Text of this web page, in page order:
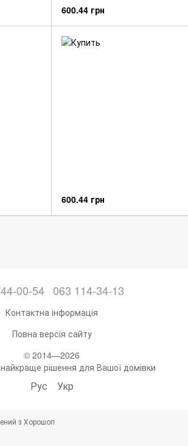
600.44 грн
600.44 грн
00-54 063 114-34-13
Контактна інформація
Повна версія сайту
© 2014—2026
рішення для Вашої домівки
Рус Укр
з Хорошоп